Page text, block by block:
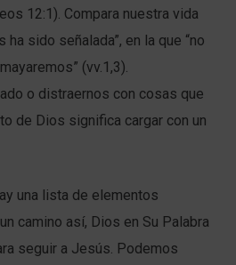
12:1). Compara nuestra vida
ha sido señalada”, en la que “no
(vv.1,3).
o distraernos con cosas que
de Dios significa cargar con un
una lista de elementos
camino así, Dios en Su Palabra
seguir a Jesús. Podemos